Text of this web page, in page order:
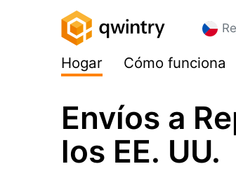
Hogar Cómo funciona
Envíos a
los EE. UU.